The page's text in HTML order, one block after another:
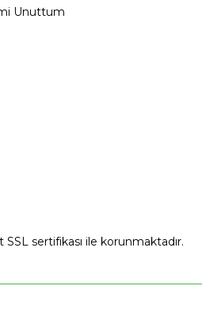
Unuttum
SSL sertifikası ile korunmaktadır.